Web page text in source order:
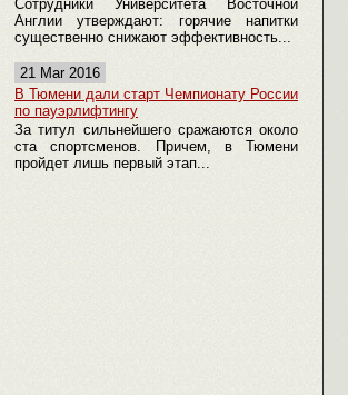
Сотрудники Университета Восточной
Англии утверждают: горячие напитки
существенно снижают эффективность...
21 Mar 2016
В Тюмени дали старт Чемпионату России
по пауэрлифтингу
За титул сильнейшего сражаются около
ста спортсменов. Причем, в Тюмени
пройдет лишь первый этап...